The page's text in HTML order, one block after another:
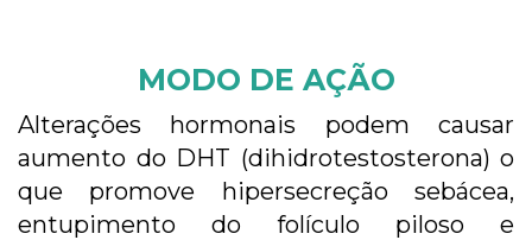
MODO DE AÇÃO
Alterações hormonais podem causar
aumento do DHT (dihidrotestosterona) o
que promove hipersecreção sebácea,
entupimento do folículo piloso e